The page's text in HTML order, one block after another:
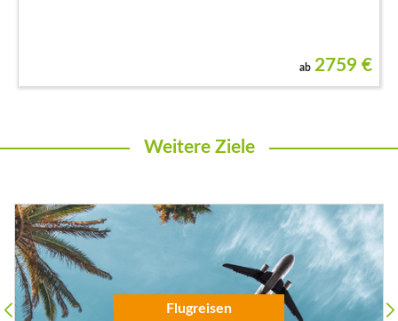
ab 2759 €
Weitere Ziele
Flugreisen